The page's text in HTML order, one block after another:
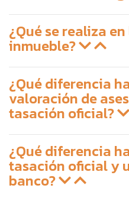
¿Qué se realiza
inmueble?
¿Qué diferencia
valoración de
tasación oficial?
¿Qué diferencia
tasación oficial y
banco?